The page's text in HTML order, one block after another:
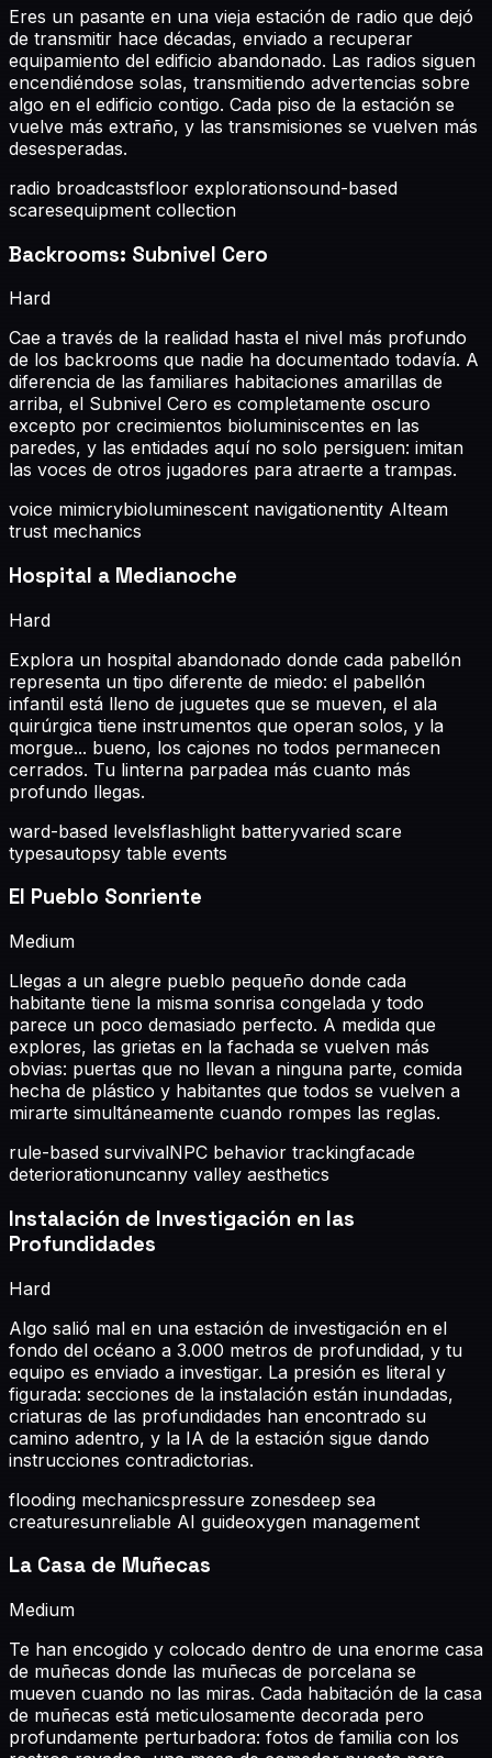
Eres un pasante en una vieja estación de radio que dejó
de transmitir hace décadas, enviado a recuperar
equipamiento del edificio abandonado. Las radios siguen
encendiéndose solas, transmitiendo advertencias sobre
algo en el edificio contigo. Cada piso de la estación se
vuelve más extraño, y las transmisiones se vuelven más
desesperadas.
radio broadcastsfloor explorationsound-based
scaresequipment collection
Backrooms: Subnivel Cero
Hard
Cae a través de la realidad hasta el nivel más profundo
de los backrooms que nadie ha documentado todavía. A
diferencia de las familiares habitaciones amarillas de
arriba, el Subnivel Cero es completamente oscuro
excepto por crecimientos bioluminiscentes en las
paredes, y las entidades aquí no solo persiguen: imitan
las voces de otros jugadores para atraerte a trampas.
voice mimicrybioluminescent navigationentity AIteam
trust mechanics
Hospital a Medianoche
Hard
Explora un hospital abandonado donde cada pabellón
representa un tipo diferente de miedo: el pabellón
infantil está lleno de juguetes que se mueven, el ala
quirúrgica tiene instrumentos que operan solos, y la
morgue... bueno, los cajones no todos permanecen
cerrados. Tu linterna parpadea más cuanto más
profundo llegas.
ward-based levelsflashlight batteryvaried scare
typesautopsy table events
El Pueblo Sonriente
Medium
Llegas a un alegre pueblo pequeño donde cada
habitante tiene la misma sonrisa congelada y todo
parece un poco demasiado perfecto. A medida que
explores, las grietas en la fachada se vuelven más
obvias: puertas que no llevan a ninguna parte, comida
hecha de plástico y habitantes que todos se vuelven a
mirarte simultáneamente cuando rompes las reglas.
rule-based survivalNPC behavior trackingfacade
deteriorationuncanny valley aesthetics
Instalación de Investigación en las
Profundidades
Hard
Algo salió mal en una estación de investigación en el
fondo del océano a 3.000 metros de profundidad, y tu
equipo es enviado a investigar. La presión es literal y
figurada: secciones de la instalación están inundadas,
criaturas de las profundidades han encontrado su
camino adentro, y la IA de la estación sigue dando
instrucciones contradictorias.
flooding mechanicspressure zonesdeep sea
creaturesunreliable AI guideoxygen management
La Casa de Muñecas
Medium
Te han encogido y colocado dentro de una enorme casa
de muñecas donde las muñecas de porcelana se
mueven cuando no las miras. Cada habitación de la casa
de muñecas está meticulosamente decorada pero
profundamente perturbadora: fotos de familia con los